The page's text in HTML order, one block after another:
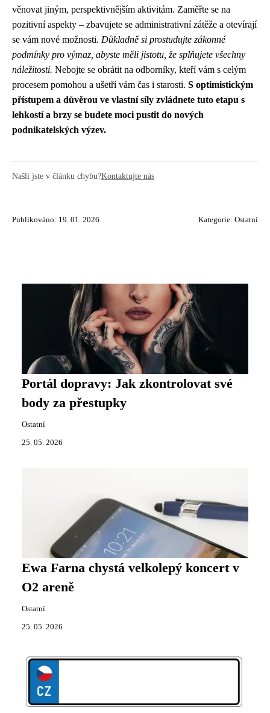
věnovat jiným, perspektivnějším aktivitám. Zaměřte se na
pozitivní aspekty – zbavujete se administrativní zátěže a otevírají
se vám nové možnosti. Důkladně si prostudujte zákonné
podmínky pro výmaz, abyste měli jistotu, že splňujete všechny
náležitosti. Nebojte se obrátit na odborníky, kteří vám s celým
procesem pomohou a ušetří vám čas i starosti. S optimistickým
přístupem a důvěrou ve vlastní síly zvládnete tuto etapu s
lehkostí a brzy se budete moci pustit do nových
podnikatelských výzev.
Našli jste v článku chybu?Kontaktujte nás
Publikováno: 19. 01. 2026 Kategorie: Ostatní
Portál dopravy: Jak zkontrolovat své
body za přestupky
Ostatní
25. 05. 2026
Ewa Farna chystá velkolepý koncert v
O2 areně
Ostatní
25. 05. 2026